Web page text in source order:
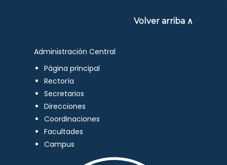
Volver arriba ∧
Administración Central
Página principal
Rectoría
Secretarios
Direcciones
Coordinaciones
Facultades
Campus